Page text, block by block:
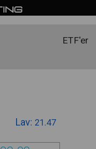
ETF'er
Lav: 21.47